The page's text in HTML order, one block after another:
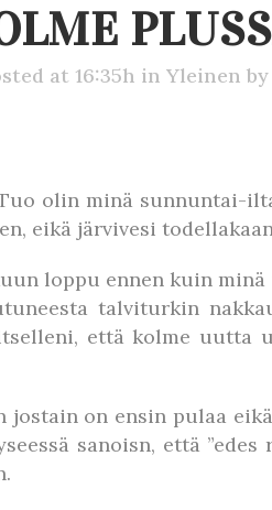
at 16:35h in Yleinen by
olin minä sunnuntai-
eikä järvivesi
loppu ennen kuin
talviturkin
että kolme uutta
jostain on ensin pulaa
sanoisn, että